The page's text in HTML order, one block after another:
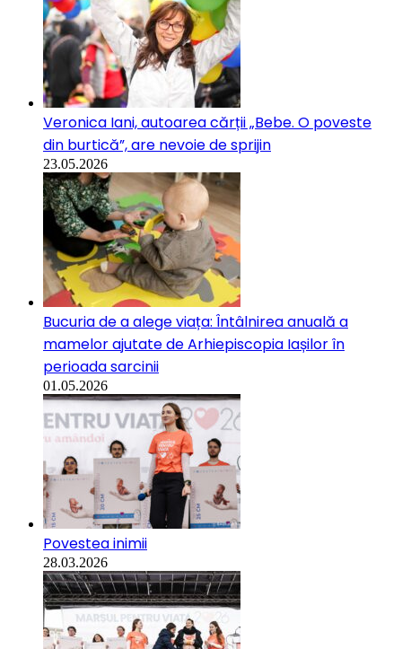
Veronica Iani, autoarea cărții „Bebe. O poveste
din burtică”, are nevoie de sprijin
23.05.2026
Bucuria de a alege viața: Întâlnirea anuală a
mamelor ajutate de Arhiepiscopia Iașilor în
perioada sarcinii
01.05.2026
Povestea inimii
28.03.2026